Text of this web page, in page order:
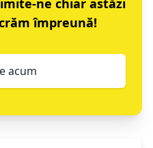
ne chiar astăzi
împreună!
acum